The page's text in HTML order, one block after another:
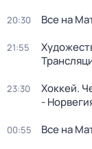
20:30 Все на
21:55
23:30
Хоккей.
-
00:55 Все на